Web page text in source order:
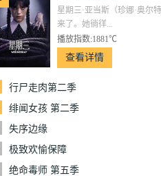
星期三·亚当斯（珍娜·奥尔
来了。她徜徉...
播放指数:1881℃
查看详情
行尸走肉第二季
绯闻女孩 第二季
失序边缘
极致欢愉保障
绝命毒师 第五季